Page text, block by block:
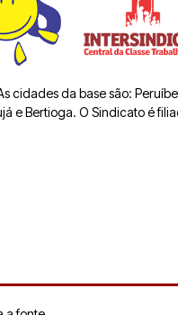
cidades da base são:
e Bertioga. O Sindicato é